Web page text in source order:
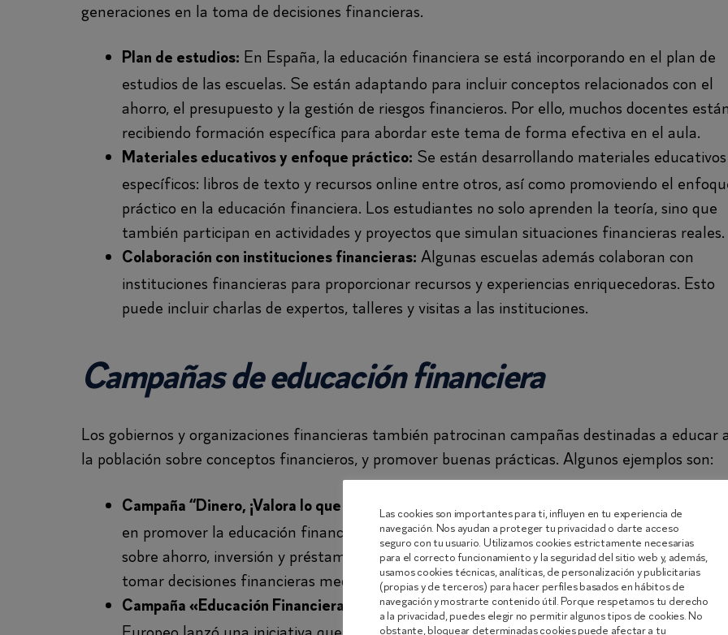
generaciones en la toma de decisiones financieras.
Plan de estudios: En España, la educación financiera se está incorporando en el plan de
estudios de las escuelas. Se están adaptando para incluir conceptos relacionados con el
ahorro, el presupuesto y la gestión de riesgos financieros. Por ello, muchos docentes están
recibiendo formación específica para abordar este tema de forma efectiva en el aula.
Materiales educativos y enfoque práctico: Se están desarrollando materiales educativos
específicos: libros de texto y recursos online entre otros, así como promoviendo el
práctico en la educación financiera. Los estudiantes no solo aprenden la teoría, sino que
también participan en actividades y proyectos que simulan situaciones financieras reales.
Colaboración con instituciones financieras: Algunas escuelas además colaboran con
instituciones financieras para proporcionar recursos y experiencias enriquecedoras. Esto
puede incluir charlas de expertos, talleres y visitas a las instituciones.
Campañas de educación financiera
Los gobiernos y organizaciones financieras también patrocinan campañas destinadas a educar a
la población sobre conceptos financieros, y promover buenas prácticas. Algunos ejemplos son:
Campaña “Dinero, ¡Valora lo que importa!” (Gobierno de España):
Esta campaña se enfoca
en promover la educación financiera entre jóvenes y adultos. Proporcionando información
sobre ahorro, inversión y préstamos, con el objetivo de empoderar a los ciudadanos para
tomar decisiones financieras meditadas.
Campaña «Educación Financiera para Todos» (Banco Central Europeo):El Banco Central
Las cookies son importantes para ti, influyen en tu experiencia de
navegación. Nos ayudan a proteger tu privacidad o darte acceso
seguro con tu usuario. Utilizamos cookies estrictamente necesarias
para el correcto funcionamiento y la seguridad del sitio web y, además,
usamos cookies técnicas, analíticas, de personalización y publicitarias
(propias y de terceros) para hacer perfiles basados en hábitos de
navegación y mostrarte contenido útil. Porque respetamos tu derecho
a la privacidad, puedes elegir no permitir algunos tipos de cookies. No
obstante, bloquear determinadas cookies puede afectar a tu